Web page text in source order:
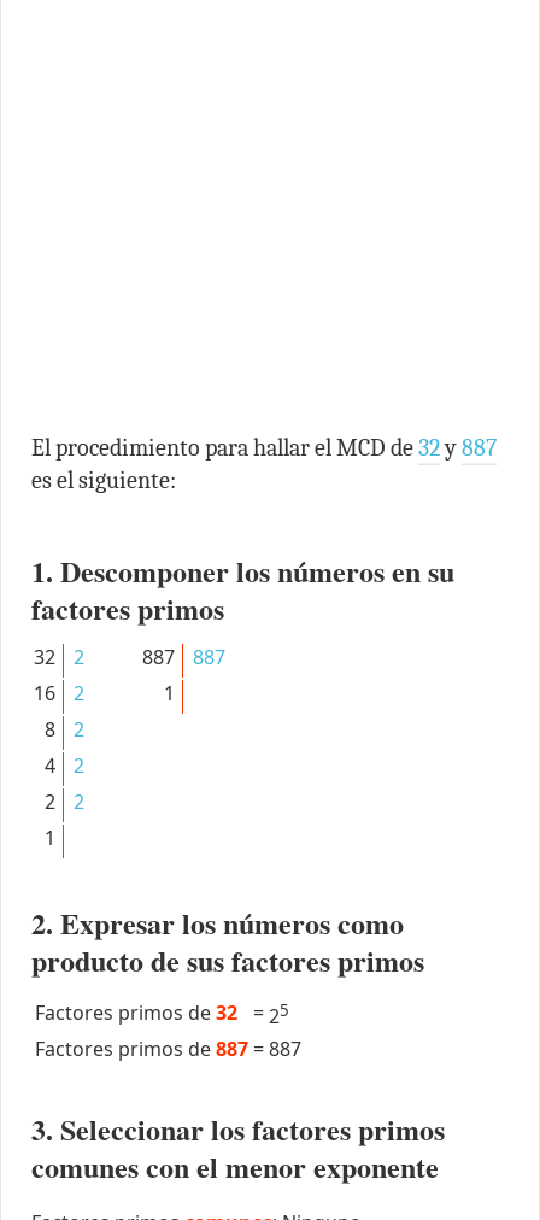
El procedimiento para hallar el MCD de32y887
es el siguiente:
1. Descomponer los números en su
factores primos
32
2
16
2
8
2
4
2
2
2
1
887
887
1
2. Expresar los números como
producto de sus factores primos
Factores primos de32 =25
Factores primos de887 =887
3. Seleccionar los factores primos
comunes con el menor exponente